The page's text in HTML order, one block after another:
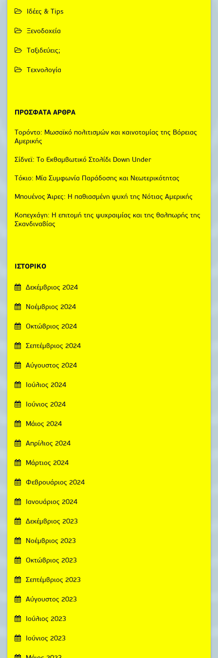
Ιδέες & Tips
Ξενοδοχεία
Ταξιδεύεις;
Τεχνολογία
ΠΡΌΣΦΑΤΑ ΆΡΘΡΑ
Τορόντο: Μωσαϊκό πολιτισμών και καινοτομίας της Βόρειας
Αμερικής
Σίδνεϊ: Το Εκθαμβωτικό Στολίδι Down Under
Τόκιο: Μία Συμφωνία Παράδοσης και Νεωτερικότητας
Μπουένος Άιρες: Η παθιασμένη ψυχή της Νότιας Αμερικής
Κοπεγχάγη: Η επιτομή της ψυχραιμίας και της θαλπωρής της
Σκανδιναβίας
ΙΣΤΟΡΙΚΌ
Δεκέμβριος 2024
Νοέμβριος 2024
Οκτώβριος 2024
Σεπτέμβριος 2024
Αύγουστος 2024
Ιούλιος 2024
Ιούνιος 2024
Μάιος 2024
Απρίλιος 2024
Μάρτιος 2024
Φεβρουάριος 2024
Ιανουάριος 2024
Δεκέμβριος 2023
Νοέμβριος 2023
Οκτώβριος 2023
Σεπτέμβριος 2023
Αύγουστος 2023
Ιούλιος 2023
Ιούνιος 2023